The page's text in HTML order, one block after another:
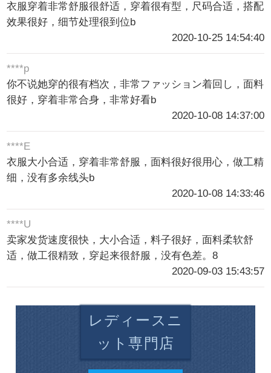
衣服穿着非常舒服很舒适，穿着很有型，尺码合适，搭配
效果很好，细节处理很到位b
2020-10-25 14:54:40
****p
你不说她穿的很有档次，非常ファッション着回し，面料
很好，穿着非常合身，非常好看b
2020-10-08 14:37:00
****E
衣服大小合适，穿着非常舒服，面料很好很用心，做工精
细，没有多余线头b
2020-10-08 14:33:46
****U
卖家发货速度很快，大小合适，料子很好，面料柔软舒
适，做工很精致，穿起来很舒服，没有色差。8
2020-09-03 15:43:57
レディースニ
ット専門店